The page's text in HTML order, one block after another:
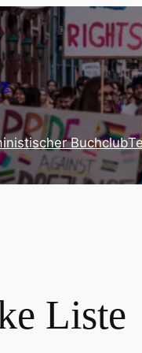
Buchclub
Liste